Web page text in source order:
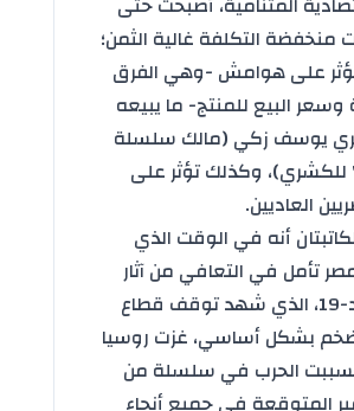
منخفضة التكلفة غالية الثمن؛
على هوامش -وهي الفرق
وسعر البيع للمنتج- ما يبيعه
يوسف زكي (مالك سلسلة
للكشري)، وكذلك تؤثر على
العاديين.
أنه في الوقت الذي
تأمل في التعافي من آثار
وباء كوفيد-19، الذي شهد توقف قطاع
بشكل أساسي، غزت روسيا
وتسببت الحرب في سلسلة من
المتوقعة في جميع أنحاء